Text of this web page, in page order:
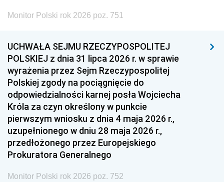
Monitor Polski rok 2026 poz. 751
UCHWAŁA SEJMU RZECZYPOSPOLITEJ
POLSKIEJ z dnia 31 lipca 2026 r. w sprawie
wyrażenia przez Sejm Rzeczypospolitej
Polskiej zgody na pociągnięcie do
odpowiedzialności karnej posła Wojciecha
Króla za czyn określony w punkcie
pierwszym wniosku z dnia 4 maja 2026 r.,
uzupełnionego w dniu 28 maja 2026 r.,
przedłożonego przez Europejskiego
Prokuratora Generalnego
Monitor Polski rok 2026 poz. 752